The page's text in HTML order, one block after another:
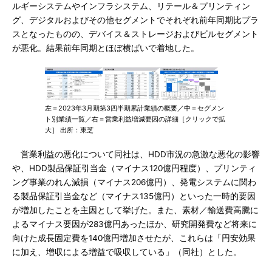
ルギーシステムやインフラシステム、リテール＆プリンティン
グ、デジタルおよびその他セグメントでそれぞれ前年同期比プラ
スとなったものの、デバイス＆ストレージおよびビルセグメント
が悪化。結果前年同期とほぼ横ばいで着地した。
左＝2023年3月期第3四半期累計業績の概要／中＝セグメン
ト別業績一覧／右＝営業利益増減要因の詳細［クリックで拡
大］ 出所：東芝
営業利益の悪化について同社は、HDD市況の急激な悪化の影響
や、HDD製品保証引当金（マイナス120億円程度）、プリンティ
ング事業のれん減損（マイナス206億円）、発電システムに関わ
る製品保証引当金など（マイナス135億円）といった一時的要因
が増加したことを主因として挙げた。また、素材／輸送費高騰に
よるマイナス要因が283億円あったほか、研究開発費など将来に
向けた成長固定費を140億円増加させたが、これらは「円安効果
に加え、増収による増益で吸収している」（同社）とした。